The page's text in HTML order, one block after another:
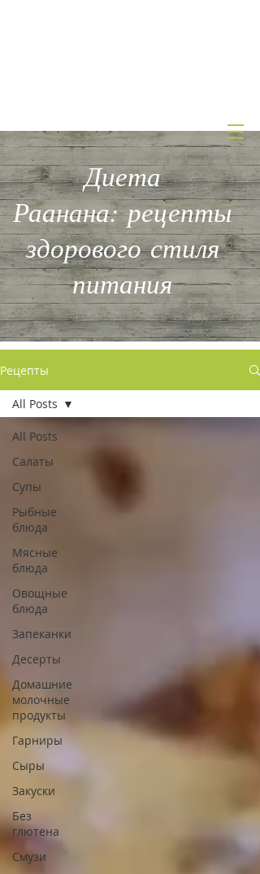
Диета
Раанана: рецепты
здорового стиля
питания
Рецепты
All Posts
Салаты
Супы
Рыбные
блюда
Мясные
блюда
Овощные
блюда
Запеканки
Десерты
Домашние
молочные
продукты
Гарниры
Сыры
Закуски
Без
глютена
Смузи
All Posts